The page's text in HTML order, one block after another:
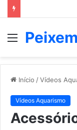
Menu
Início /Vídeos
Vídeos Aquarismo